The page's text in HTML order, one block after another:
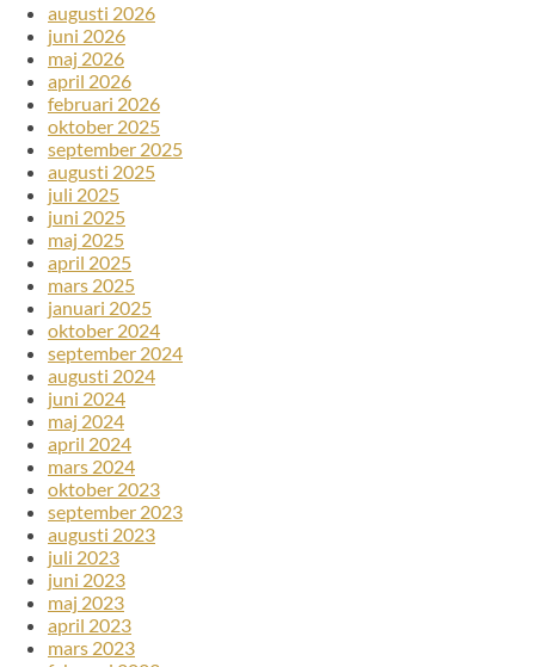
augusti 2026
juni 2026
maj 2026
april 2026
februari 2026
oktober 2025
september 2025
augusti 2025
juli 2025
juni 2025
maj 2025
april 2025
mars 2025
januari 2025
oktober 2024
september 2024
augusti 2024
juni 2024
maj 2024
april 2024
mars 2024
oktober 2023
september 2023
augusti 2023
juli 2023
juni 2023
maj 2023
april 2023
mars 2023